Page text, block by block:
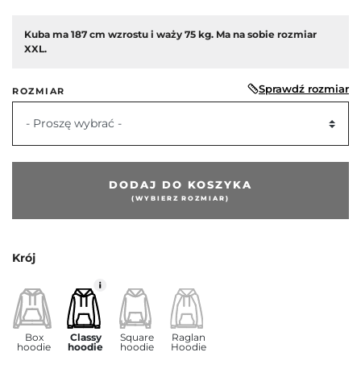
Kuba ma 187 cm wzrostu i waży 75 kg. Ma na sobie rozmiar
XXL.
ROZMIAR Sprawdź rozmiar
- Proszę wybrać -
DODAJ DO KOSZYKA
(WYBIERZ ROZMIAR)
Krój
Box
hoodie
Classy
hoodie
Square
hoodie
Raglan
Hoodie